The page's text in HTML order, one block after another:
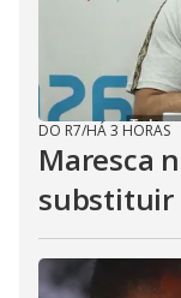
DO R7/HÁ 3 HORAS
Maresca
substituir